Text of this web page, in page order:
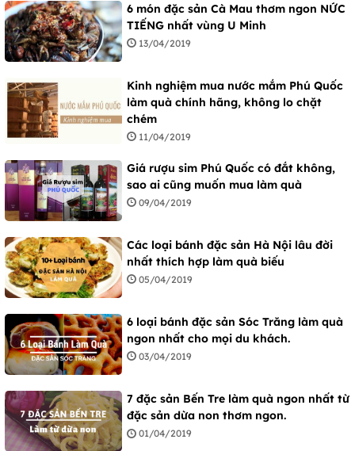
6 món đặc sản Cà Mau thơm ngon NỨC
TIẾNG nhất vùng U Minh
13/04/2019
Kinh nghiệm mua nước mắm Phú Quốc
làm quà chính hãng, không lo chặt
chém
11/04/2019
Giá rượu sim Phú Quốc có đắt không,
sao ai cũng muốn mua làm quà
09/04/2019
Các loại bánh đặc sản Hà Nội lâu đời
nhất thích hợp làm quà biếu
05/04/2019
6 loại bánh đặc sản Sóc Trăng làm quà
ngon nhất cho mọi du khách.
03/04/2019
7 đặc sản Bến Tre làm quà ngon nhất từ
đặc sản dừa non thơm ngon.
01/04/2019